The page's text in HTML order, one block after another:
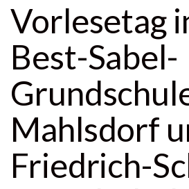
Vorlesetag
Best-Sabel-
Mahlsdorf
Friedrich-